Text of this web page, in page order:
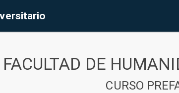
FACULTAD DE
CURSO